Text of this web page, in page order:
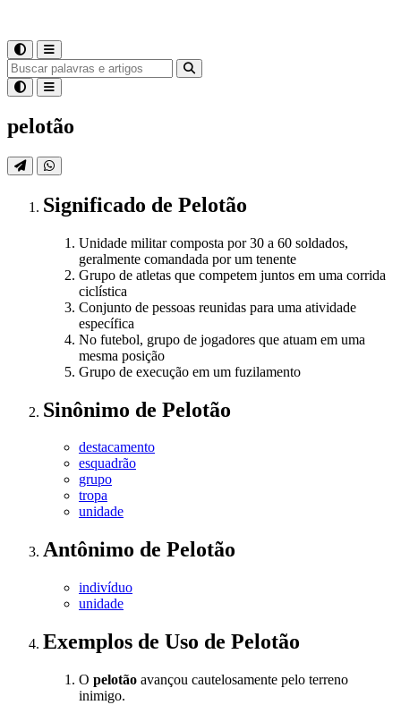
pelotão
Significado de Pelotão
Unidade militar composta por 30 a 60 soldados,
geralmente comandada por um tenente
Grupo de atletas que competem juntos em uma corrida
ciclística
Conjunto de pessoas reunidas para uma atividade
específica
No futebol, grupo de jogadores que atuam em uma
mesma posição
Grupo de execução em um fuzilamento
Sinônimo de Pelotão
destacamento
esquadrão
grupo
tropa
unidade
Antônimo de Pelotão
indivíduo
unidade
Exemplos de Uso de Pelotão
O pelotão avançou cautelosamente pelo terreno
inimigo.